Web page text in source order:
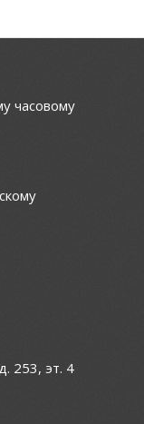
часовому
253, эт. 4